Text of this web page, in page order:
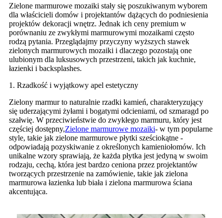
Zielone marmurowe mozaiki stały się poszukiwanym wyborem
dla właścicieli domów i projektantów dążących do podniesienia
projektów dekoracji wnętrz. Jednak ich ceny premium w
porównaniu ze zwykłymi marmurowymi mozaikami często
rodzą pytania. Przeglądajmy przyczyny wyższych stawek
zielonych marmurowych mozaiki i dlaczego pozostają one
ulubionym dla luksusowych przestrzeni, takich jak kuchnie,
łazienki i backsplashes.
1. Rzadkość i wyjątkowy apel estetyczny
Zielony marmur to naturalnie rzadki kamień, charakteryzujący
się uderzającymi żyłami i bogatymi odcieniami, od szmaragd po
szałwię. W przeciwieństwie do zwykłego marmuru, który jest
częściej dostępny,Zielone marmurowe mozaiki- w tym popularne
style, takie jak zielone marmurowe płytki sześciokątne -
odpowiadają pozyskiwanie z określonych kamieniołomów. Ich
unikalne wzory sprawiają, że każda płytka jest jedyną w swoim
rodzaju, cechą, która jest bardzo ceniona przez projektantów
tworzących przestrzenie na zamówienie, takie jak zielona
marmurowa łazienka lub biała i zielona marmurowa ściana
akcentująca.